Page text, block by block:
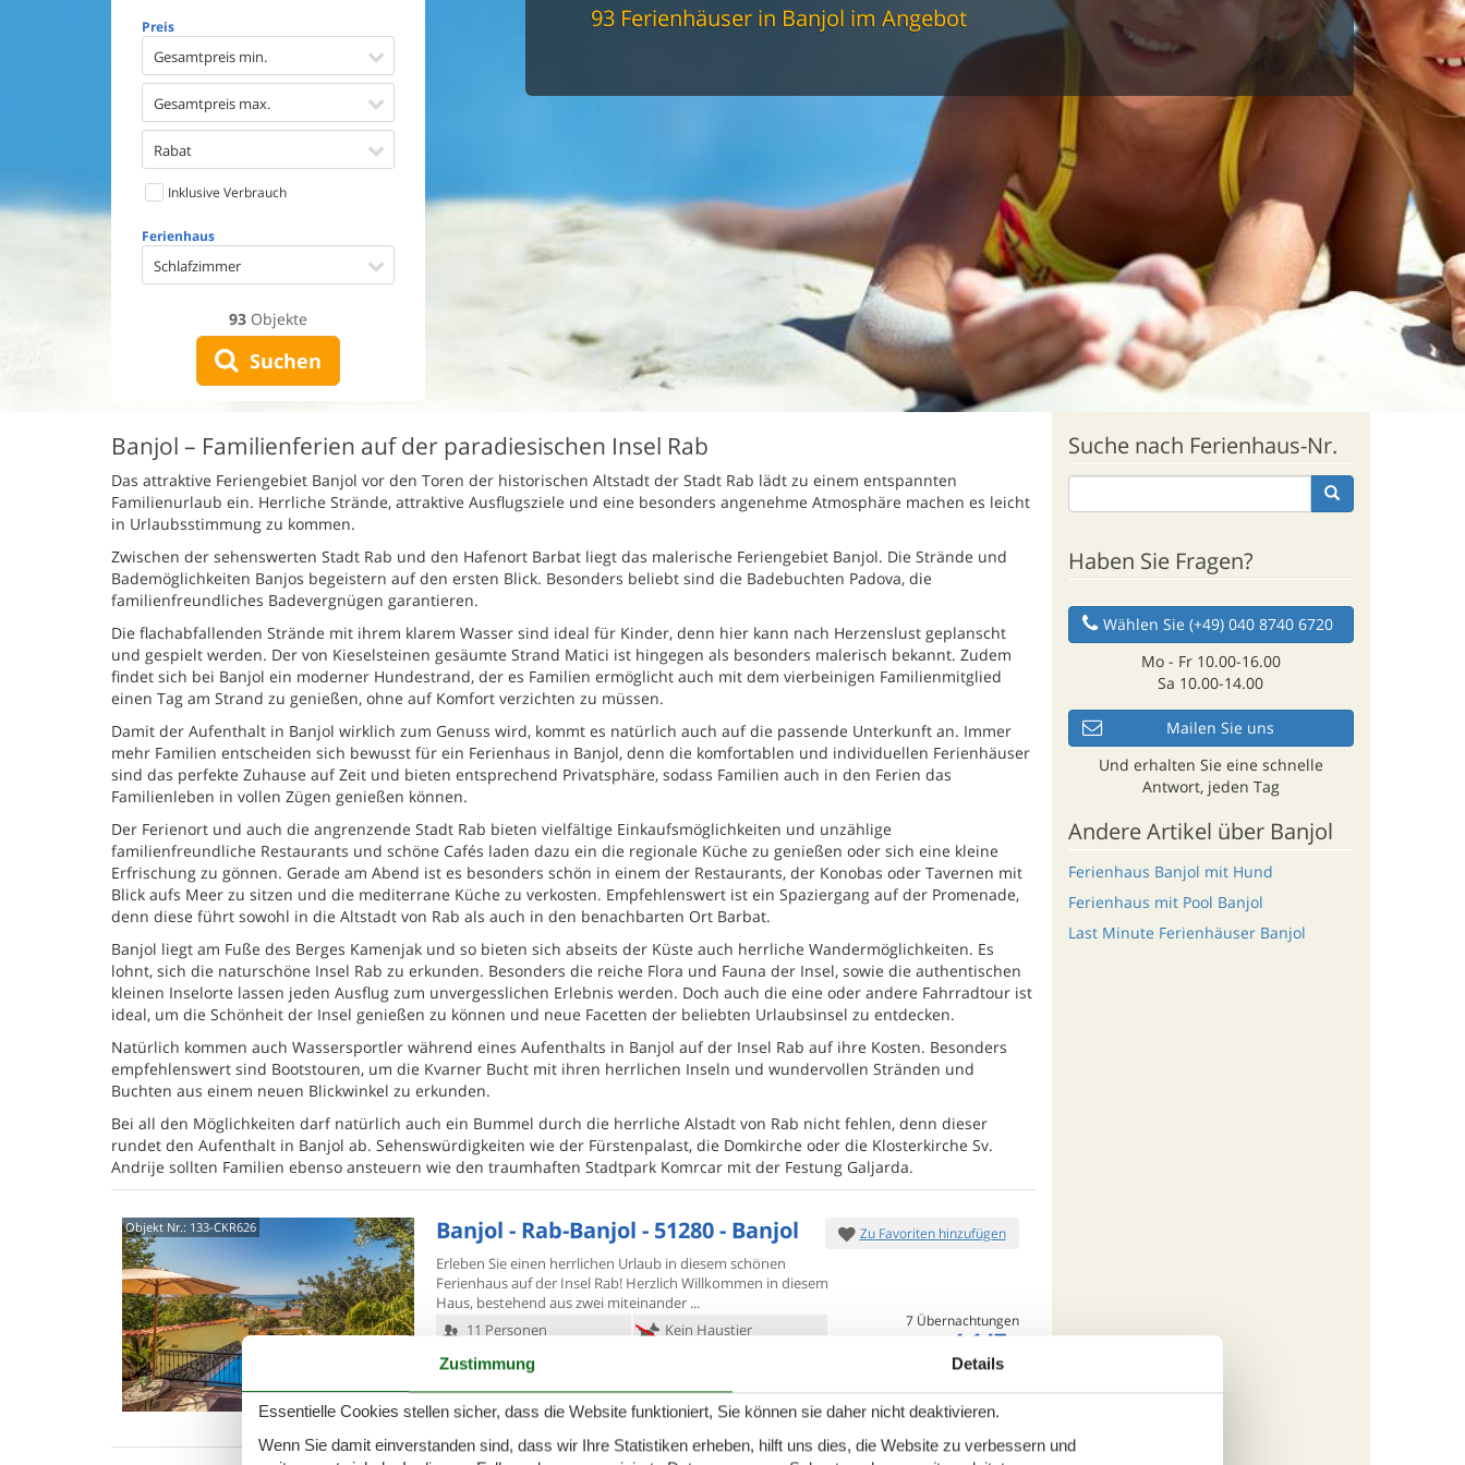
Preis
Gesamtpreis min.
Gesamtpreis max.
Rabat
Inklusive Verbrauch
Ferienhaus
Schlafzimmer
93 Objekte
Suchen
Spiel- und Sportzimmer
Klimaanlage
Ladestation für Elektroauto
93 Ferienhäuser in Banjol im Angebot
Banjol – Familienferien auf der paradiesischen Insel Rab
Das attraktive Feriengebiet Banjol vor den Toren der historischen Altstadt der Stadt Rab lädt zu einem entspannten
Familienurlaub ein. Herrliche Strände, attraktive Ausflugsziele und eine besonders angenehme Atmosphäre machen es leicht
in Urlaubsstimmung zu kommen.
Zwischen der sehenswerten Stadt Rab und den Hafenort Barbat liegt das malerische Feriengebiet Banjol. Die Strände und
Bademöglichkeiten Banjos begeistern auf den ersten Blick. Besonders beliebt sind die Badebuchten Padova, die
familienfreundliches Badevergnügen garantieren.
Die flachabfallenden Strände mit ihrem klarem Wasser sind ideal für Kinder, denn hier kann nach Herzenslust geplanscht
und gespielt werden. Der von Kieselsteinen gesäumte Strand Matici ist hingegen als besonders malerisch bekannt. Zudem
findet sich bei Banjol ein moderner Hundestrand, der es Familien ermöglicht auch mit dem vierbeinigen Familienmitglied
einen Tag am Strand zu genießen, ohne auf Komfort verzichten zu müssen.
Damit der Aufenthalt in Banjol wirklich zum Genuss wird, kommt es natürlich auch auf die passende Unterkunft an. Immer
mehr Familien entscheiden sich bewusst für ein Ferienhaus in Banjol, denn die komfortablen und individuellen Ferienhäuser
sind das perfekte Zuhause auf Zeit und bieten entsprechend Privatsphäre, sodass Familien auch in den Ferien das
Familienleben in vollen Zügen genießen können.
Der Ferienort und auch die angrenzende Stadt Rab bieten vielfältige Einkaufsmöglichkeiten und unzählige
familienfreundliche Restaurants und schöne Cafés laden dazu ein die regionale Küche zu genießen oder sich eine kleine
Erfrischung zu gönnen. Gerade am Abend ist es besonders schön in einem der Restaurants, der Konobas oder Tavernen mit
Blick aufs Meer zu sitzen und die mediterrane Küche zu verkosten. Empfehlenswert ist ein Spaziergang auf der Promenade,
denn diese führt sowohl in die Altstadt von Rab als auch in den benachbarten Ort Barbat.
Banjol liegt am Fuße des Berges Kamenjak und so bieten sich abseits der Küste auch herrliche Wandermöglichkeiten. Es
lohnt, sich die naturschöne Insel Rab zu erkunden. Besonders die reiche Flora und Fauna der Insel, sowie die authentischen
kleinen Inselorte lassen jeden Ausflug zum unvergesslichen Erlebnis werden. Doch auch die eine oder andere Fahrradtour ist
ideal, um die Schönheit der Insel genießen zu können und neue Facetten der beliebten Urlaubsinsel zu entdecken.
Natürlich kommen auch Wassersportler während eines Aufenthalts in Banjol auf der Insel Rab auf ihre Kosten. Besonders
empfehlenswert sind Bootstouren, um die Kvarner Bucht mit ihren herrlichen Inseln und wundervollen Stränden und
Buchten aus einem neuen Blickwinkel zu erkunden.
Bei all den Möglichkeiten darf natürlich auch ein Bummel durch die herrliche Alstadt von Rab nicht fehlen, denn dieser
rundet den Aufenthalt in Banjol ab. Sehenswürdigkeiten wie der Fürstenpalast, die Domkirche oder die Klosterkirche Sv.
Andrije sollten Familien ebenso ansteuern wie den traumhaften Stadtpark Komrcar mit der Festung Galjarda.
Objekt Nr.: 133-CKR626 Banjol - Rab-Banjol - 51280 - Banjol
Erleben Sie einen herrlichen Urlaub in diesem schönen
Ferienhaus auf der Insel Rab! Herzlich Willkommen in diesem
Haus, bestehend aus zwei miteinander
11 Personen
Kein Haustier
4 Schlafzimmer
Wasser 325
Einkauf 200
Zu Favoriten hinzufügen
7 Übernachtungen
4.147,-
Inkl. Reinigung und Verbrauch
Mehr infos
MEHR ANZEIGEN
Suche nach Ferienhaus-Nr.
Haben Sie Fragen?
Wählen Sie (+49) 040 8740 6720
Mo - Fr 10.00-16.00
Sa 10.00-14.00
Mailen Sie uns
Und erhalten Sie eine schnelle
Antwort, jeden Tag
Andere Artikel über Banjol
Ferienhaus Banjol mit Hund
Ferienhaus mit Pool Banjol
Last Minute Ferienhäuser Banjol
Zustimmung Details
Essentielle Cookies stellen sicher, dass die Website funktioniert, Sie können sie daher nicht deaktivieren.
Wenn Sie damit einverstanden sind, dass wir Ihre Statistiken erheben, hilft uns dies, die Website zu verbessern und